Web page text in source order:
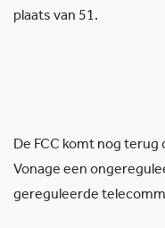
plaats van 51.
De FCC komt nog terug
Vonage een
gereguleerde